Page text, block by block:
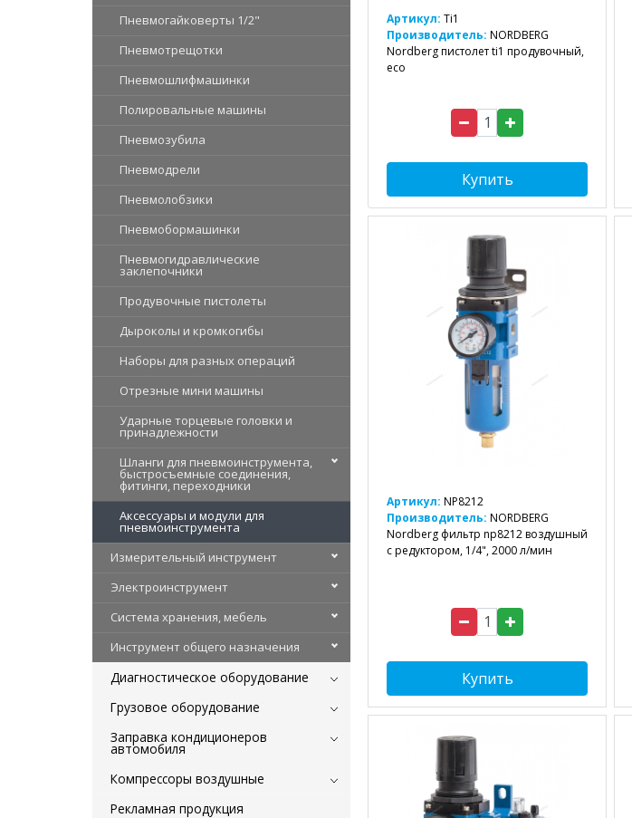
Пневмогайковерты 1/2"
Пневмотрещотки
Пневмошлифмашинки
Полировальные машины
Пневмозубила
Пневмодрели
Пневмолобзики
Пневмобормашинки
Пневмогидравлические
заклепочники
Продувочные пистолеты
Дыроколы и кромкогибы
Наборы для разных операций
Отрезные мини машины
Ударные торцевые головки и
принадлежности
Шланги для пневмоинструмента,
быстросъемные соединения,
фитинги, переходники
Аксессуары и модули для
пневмоинструмента
Измерительный инструмент
Электроинструмент
Система хранения, мебель
Инструмент общего назначения
Диагностическое оборудование
Грузовое оборудование
Заправка кондиционеров
автомобиля
Компрессоры воздушные
Рекламная продукция
Артикул: Ti1
Производитель: NORDBERG
Nordberg пистолет ti1 продувочный,
eco
Купить
Артикул: NP8212
Производитель: NORDBERG
Nordberg фильтр np8212 воздушный
с редуктором, 1/4", 2000 л/мин
Купить